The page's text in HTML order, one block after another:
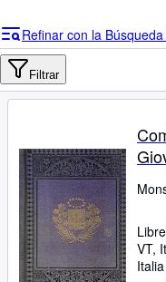
Búsqueda avanzada
Colecciones
Vendedores
Comenzar a vender
Ayuda
Refinar con la
Filtrar
VT,
Italia